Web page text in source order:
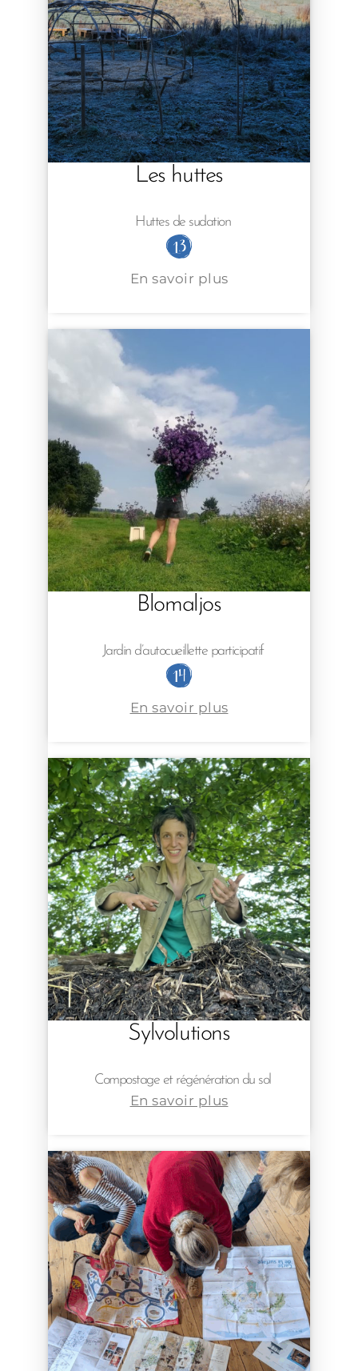
Les huttes
Huttes de sudation
En savoir plus
Blomaljos
Jardin d’autocueillette participatif
En savoir plus
Sylvolutions
Compostage et régénération du sol
En savoir plus